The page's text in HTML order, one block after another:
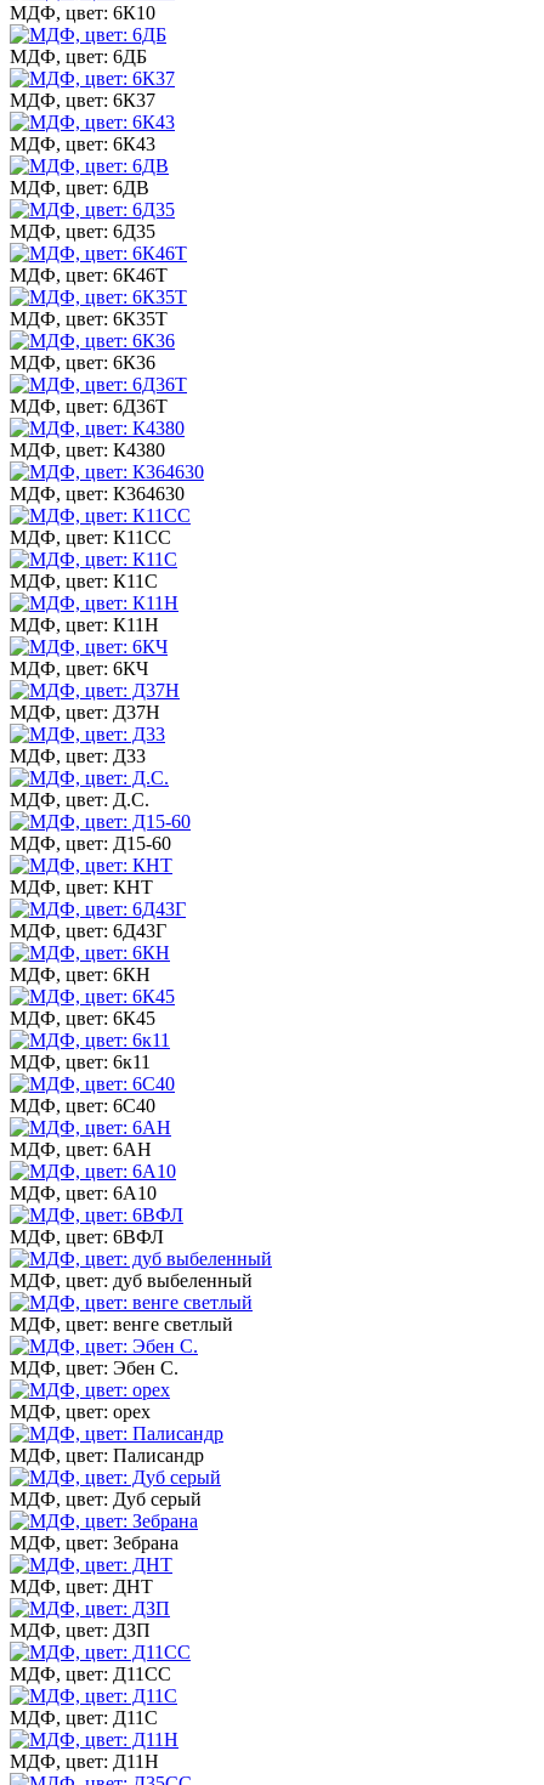
МДФ, цвет: 6К10
МДФ, цвет: 6ДБ
МДФ, цвет: 6К37
МДФ, цвет: 6К43
МДФ, цвет: 6ДВ
МДФ, цвет: 6Д35
МДФ, цвет: 6К46Т
МДФ, цвет: 6К35Т
МДФ, цвет: 6К36
МДФ, цвет: 6Д36Т
МДФ, цвет: К4380
МДФ, цвет: К364630
МДФ, цвет: К11СС
МДФ, цвет: К11С
МДФ, цвет: К11Н
МДФ, цвет: 6КЧ
МДФ, цвет: Д37Н
МДФ, цвет: Д33
МДФ, цвет: Д.С.
МДФ, цвет: Д15-60
МДФ, цвет: КНТ
МДФ, цвет: 6Д43Г
МДФ, цвет: 6КН
МДФ, цвет: 6К45
МДФ, цвет: 6к11
МДФ, цвет: 6С40
МДФ, цвет: 6АН
МДФ, цвет: 6А10
МДФ, цвет: 6ВФЛ
МДФ, цвет: дуб выбеленный
МДФ, цвет: венге светлый
МДФ, цвет: Эбен С.
МДФ, цвет: орех
МДФ, цвет: Палисандр
МДФ, цвет: Дуб серый
МДФ, цвет: Зебрана
МДФ, цвет: ДНТ
МДФ, цвет: ДЗП
МДФ, цвет: Д11СС
МДФ, цвет: Д11С
МДФ, цвет: Д11Н